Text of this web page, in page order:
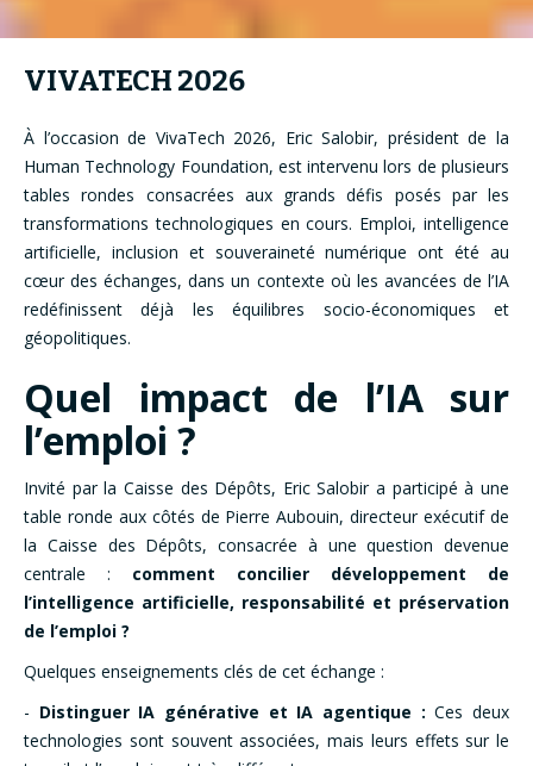
VIVATECH 2026
À l’occasion de VivaTech 2026, Eric Salobir, président de la
Human Technology Foundation, est intervenu lors de plusieurs
tables rondes consacrées aux grands défis posés par les
transformations technologiques en cours. Emploi, intelligence
artificielle, inclusion et souveraineté numérique ont été au
cœur des échanges, dans un contexte où les avancées de l’IA
redéfinissent déjà les équilibres socio-économiques et
géopolitiques.
Quel impact de l’IA sur
l’emploi ?
Invité par la Caisse des Dépôts, Eric Salobir a participé à une
table ronde aux côtés de Pierre Aubouin, directeur exécutif de
la Caisse des Dépôts, consacrée à une question devenue
centrale : comment concilier développement de
l’intelligence artificielle, responsabilité et préservation
de l’emploi ?
Quelques enseignements clés de cet échange :
- Distinguer IA générative et IA agentique :Ces deux
technologies sont souvent associées, mais leurs effets sur le